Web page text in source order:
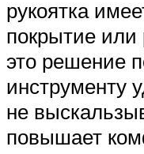
рукоятка
покрытие или
это решение
инструменту
не
повышает